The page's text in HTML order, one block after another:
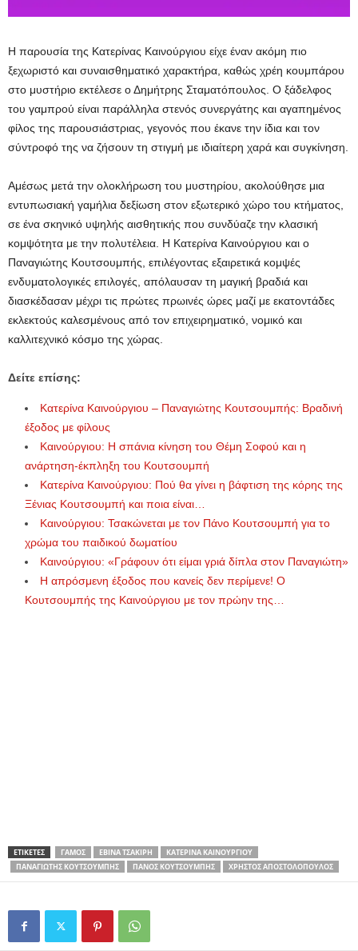
Η παρουσία της Κατερίνας Καινούργιου είχε έναν ακόμη πιο
ξεχωριστό και συναισθηματικό χαρακτήρα, καθώς χρέη κουμπάρου
στο μυστήριο εκτέλεσε ο Δημήτρης Σταματόπουλος. Ο ξάδελφος
του γαμπρού είναι παράλληλα στενός συνεργάτης και αγαπημένος
φίλος της παρουσιάστριας, γεγονός που έκανε την ίδια και τον
σύντροφό της να ζήσουν τη στιγμή με ιδιαίτερη χαρά και συγκίνηση.
Αμέσως μετά την ολοκλήρωση του μυστηρίου, ακολούθησε μια
εντυπωσιακή γαμήλια δεξίωση στον εξωτερικό χώρο του κτήματος,
σε ένα σκηνικό υψηλής αισθητικής που συνδύαζε την κλασική
κομψότητα με την πολυτέλεια. Η Κατερίνα Καινούργιου και ο
Παναγιώτης Κουτσουμπής, επιλέγοντας εξαιρετικά κομψές
ενδυματολογικές επιλογές, απόλαυσαν τη μαγική βραδιά και
διασκέδασαν μέχρι τις πρώτες πρωινές ώρες μαζί με εκατοντάδες
εκλεκτούς καλεσμένους από τον επιχειρηματικό, νομικό και
καλλιτεχνικό κόσμο της χώρας.
Δείτε επίσης:
Κατερίνα Καινούργιου – Παναγιώτης Κουτσουμπής: Βραδινή
έξοδος με φίλους
Καινούργιου: Η σπάνια κίνηση του Θέμη Σοφού και η
ανάρτηση-έκπληξη του Κουτσουμπή
Κατερίνα Καινούργιου: Πού θα γίνει η βάφτιση της κόρης της
Ξένιας Κουτσουμπή και ποια είναι…
Καινούργιου: Τσακώνεται με τον Πάνο Κουτσουμπή για το
χρώμα του παιδικού δωματίου
Καινούργιου: «Γράφουν ότι είμαι γριά δίπλα στον Παναγιώτη»
Η απρόσμενη έξοδος που κανείς δεν περίμενε! Ο
Κουτσουμπής της Καινούργιου με τον πρώην της…
ΕΤΙΚΕΤΕΣ ΓΆΜΟΣ ΕΒΊΝΑ ΤΣΑΚΊΡΗ
ΚΑΤΕΡΊΝΑ ΚΑΙΝΟΎΡΓΙΟΥ
ΠΑΝΑΓΙΏΤΗΣ ΚΟΥΤΣΟΥΜΠΉΣ
ΠΆΝΟΣ ΚΟΥΤΣΟΥΜΠΉΣ ΧΡΉΣΤΟΣ ΑΠΟΣΤΟΛΌΠΟΥΛΟΣ